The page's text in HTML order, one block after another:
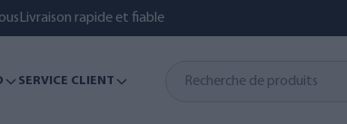
Livraison rapide et fiable
SERVICE CLIENT